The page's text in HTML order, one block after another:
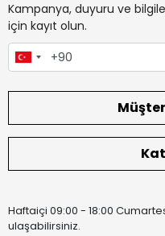
Kampanya, duyuru ve
için kayıt olun.
Haftaiçi 09:00 - 18:00
ulaşabilirsiniz.